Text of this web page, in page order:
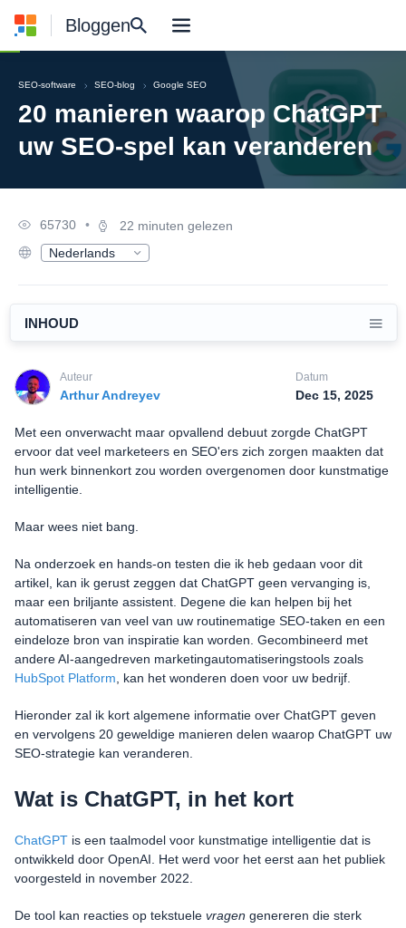
Bloggen
SEO-software SEO-blog Google SEO
20 manieren waarop ChatGPT
uw SEO-spel kan veranderen
65730 •
22 minuten gelezen
Nederlands
Русский
Español
한국어
Português
Auteur
Arthur Andreyev
Datum
Dec 15, 2025
Met een onverwacht maar opvallend debuut zorgde ChatGPT
ervoor dat veel marketeers en SEO'ers zich zorgen maakten dat
hun werk binnenkort zou worden overgenomen door kunstmatige
intelligentie.
Maar wees niet bang.
Na onderzoek en hands-on testen die ik heb gedaan voor dit
artikel, kan ik gerust zeggen dat ChatGPT geen vervanging is,
maar een briljante assistent. Degene die kan helpen bij het
automatiseren van veel van uw routinematige SEO-taken en een
eindeloze bron van inspiratie kan worden. Gecombineerd met
andere AI-aangedreven marketingautomatiseringstools zoals
HubSpot Platform, kan het wonderen doen voor uw bedrijf.
Hieronder zal ik kort algemene informatie over ChatGPT geven
en vervolgens 20 geweldige manieren delen waarop ChatGPT uw
SEO-strategie kan veranderen.
INHOUD
Wat is ChatGPT, in het kort
ChatGPT is een taalmodel voor kunstmatige intelligentie dat is
ontwikkeld door OpenAI. Het werd voor het eerst aan het publiek
voorgesteld in november 2022.
De tool kan reacties op tekstuele vragen genereren die sterk